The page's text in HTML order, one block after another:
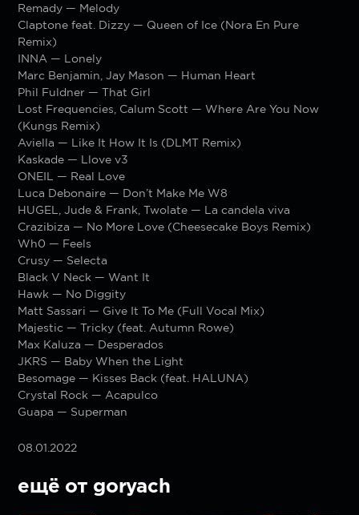
Remady — Melody
Claptone feat. Dizzy — Queen of Ice (Nora En Pure
Remix)
INNA — Lonely
Marc Benjamin, Jay Mason — Human Heart
Phil Fuldner — That Girl
Lost Frequencies, Calum Scott — Where Are You Now
(Kungs Remix)
Aviella — Like It How It Is (DLMT Remix)
Kaskade — Llove v3
ONEIL — Real Love
Luca Debonaire — Don’t Make Me W8
HUGEL, Jude & Frank, Twolate — La candela viva
Crazibiza — No More Love (Cheesecake Boys Remix)
Wh0 — Feels
Crusy — Selecta
Black V Neck — Want It
Hawk — No Diggity
Matt Sassari — Give It To Me (Full Vocal Mix)
Majestic — Tricky (feat. Autumn Rowe)
Max Kaluza — Desperados
JKRS — Baby When the Light
Besomage — Kisses Back (feat. HALUNA)
Crystal Rock — Acapulco
Guapa — Superman
08.01.2022
ещё от goryach